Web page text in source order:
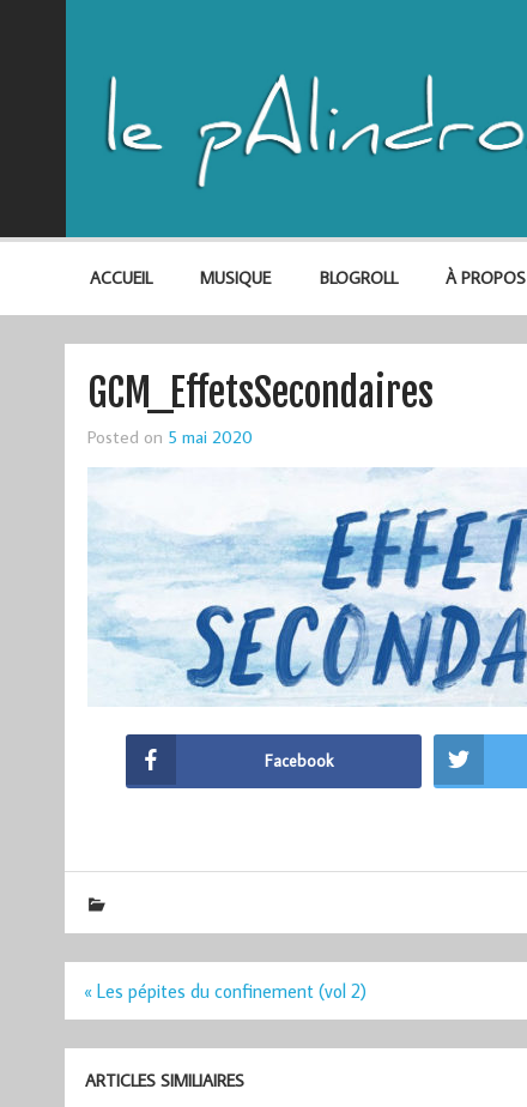
ACCUEIL MUSIQUE BLOGROLL À PROPOS
GCM_EffetsSecondaires
Posted on 5 mai 2020
Facebook
Navigation
« Les pépites du confinement (vol 2)
ARTICLES SIMILIAIRES